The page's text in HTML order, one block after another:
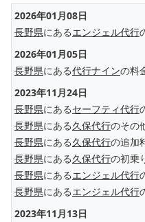
2026年01月08日
長野県にあるエンジェル代行
2026年01月05日
長野県にある代行ナインの料
2023年11月24日
長野県にあるセーフティ代行
長野県にある久保代行のその
長野県にある久保代行の追加
長野県にある久保代行の初乗
長野県にあるエンジェル代行
長野県にあるエンジェル代行
2023年11月13日